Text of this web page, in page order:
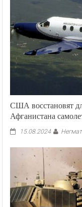
США восстановят
Афганистана
15.08.2024